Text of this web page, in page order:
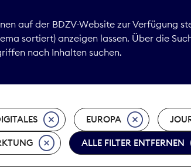
auf der BDZV-Website zur Verfügung
sortiert) anzeigen lassen. Über die
nach Inhalten suchen.
EUROPA
ALLE FILTER ENTFERNEN